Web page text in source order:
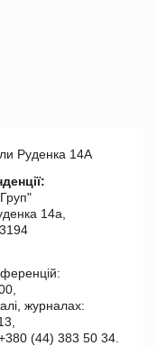
Руденка 14А
14а,
журналах:
(44) 383 50 34.